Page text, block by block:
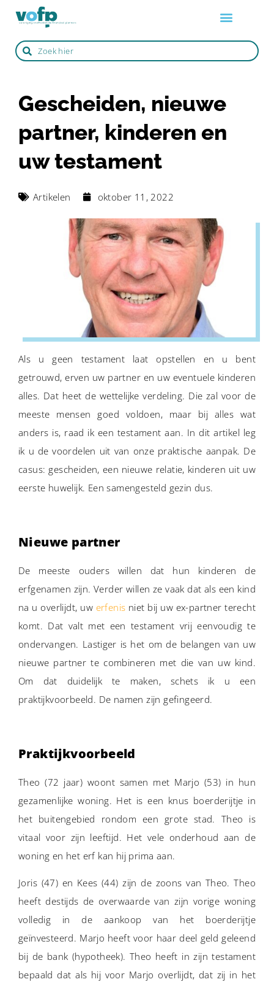
Gescheiden, nieuwe
partner, kinderen en
uw testament
Artikelen oktober 11, 2022
Als u geen testament laat opstellen en u bent
getrouwd, erven uw partner en uw eventuele kinderen
alles. Dat heet de wettelijke verdeling. Die zal voor de
meeste mensen goed voldoen, maar bij alles wat
anders is, raad ik een testament aan. In dit artikel leg
ik u de voordelen uit van onze praktische aanpak. De
casus: gescheiden, een nieuwe relatie, kinderen uit uw
eerste huwelijk. Een samengesteld gezin dus.
Nieuwe partner
De meeste ouders willen dat hun kinderen de
erfgenamen zijn. Verder willen ze vaak dat als een kind
na u overlijdt, uw erfenis niet bij uw ex-partner terecht
komt. Dat valt met een testament vrij eenvoudig te
ondervangen. Lastiger is het om de belangen van uw
nieuwe partner te combineren met die van uw kind.
Om dat duidelijk te maken, schets ik u een
praktijkvoorbeeld. De namen zijn gefingeerd.
Praktijkvoorbeeld
Theo (72 jaar) woont samen met Marjo (53) in hun
gezamenlijke woning. Het is een knus boerderijtje in
het buitengebied rondom een grote stad. Theo is
vitaal voor zijn leeftijd. Het vele onderhoud aan de
woning en het erf kan hij prima aan.
Joris (47) en Kees (44) zijn de zoons van Theo. Theo
heeft destijds de overwaarde van zijn vorige woning
volledig in de aankoop van het boerderijtje
geïnvesteerd. Marjo heeft voor haar deel geld geleend
bij de bank (hypotheek). Theo heeft in zijn testament
bepaald dat als hij voor Marjo overlijdt, dat zij in het